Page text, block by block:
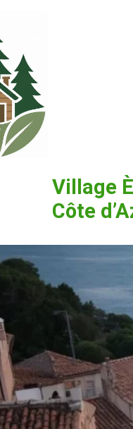
Village
Côte